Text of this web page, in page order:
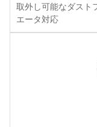
取外し可能なダスト
エータ対応